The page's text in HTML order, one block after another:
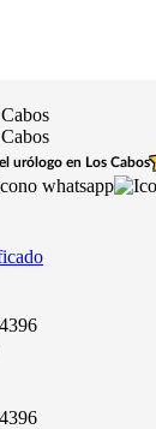
urólogo en Los Cabos